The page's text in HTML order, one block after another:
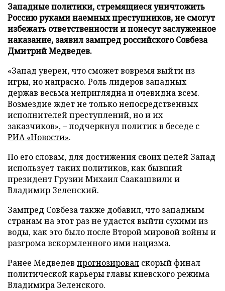
Западные политики, стремящиеся уничтожить
Россию руками наемных преступников, не смогут
избежать ответственности и понесут заслуженное
наказание, заявил зампред российского Совбеза
Дмитрий Медведев.
«Запад уверен, что сможет вовремя выйти из
игры, но напрасно. Роль лидеров западных
держав весьма неприглядна и очевидна всем.
Возмездие ждет не только непосредственных
исполнителей преступлений, но и их
заказчиков», – подчеркнул политик в беседе с
РИА «Новости».
По его словам, для достижения своих целей Запад
использует таких политиков, как бывший
президент Грузии Михаил Саакашвили и
Владимир Зеленский.
Зампред Совбеза также добавил, что западным
странам на этот раз не удастся выйти сухими из
воды, как это было после Второй мировой войны и
разгрома вскормленного ими нацизма.
Ранее Медведев прогнозировал скорый финал
политической карьеры главы киевского режима
Владимира Зеленского.